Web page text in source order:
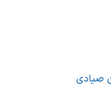
صیادی